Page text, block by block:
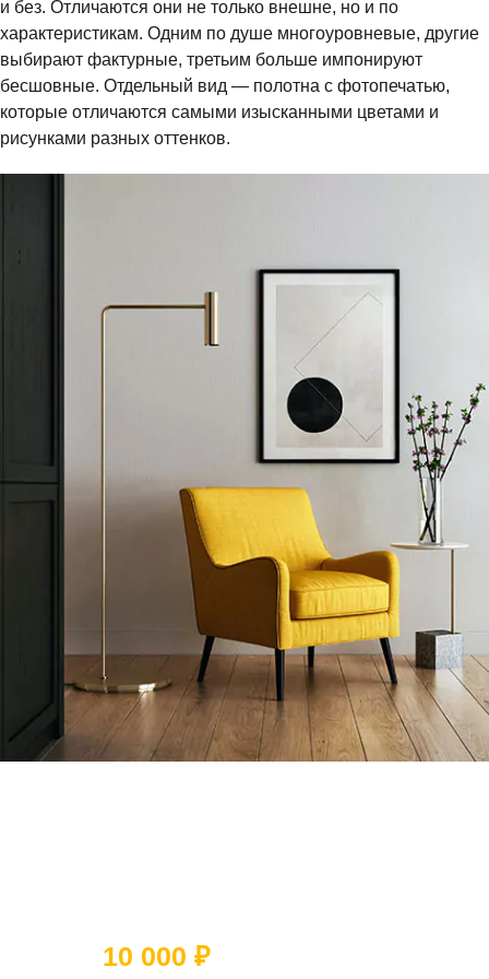
и без. Отличаются они не только внешне, но и по
характеристикам. Одним по душе многоуровневые, другие
выбирают фактурные, третьим больше импонируют
бесшовные. Отдельный вид — полотна с фотопечатью,
которые отличаются самыми изысканными цветами и
рисунками разных оттенков.
10 000 ₽